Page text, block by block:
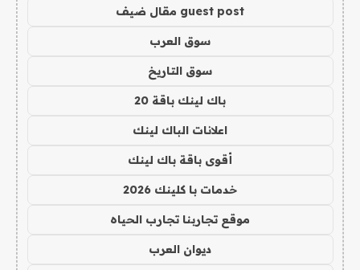
guest post مقال ضيف
سوق العرب
سوق التاريخ
باك لينك باقة 20
اعلانات الباك لينك
أقوى باقة باك لينك
خدمات با كلينك 2026
موقع تجاربنا تجارب الحياه
ديوان العرب